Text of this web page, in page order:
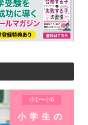
小1〜小6
小学生の